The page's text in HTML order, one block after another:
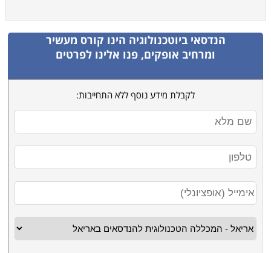
הנדסאי ביוטכנולוגיה הינו קורס מעשיר
ומרחיב אופקים, פנו אלינו לפרטים
לקבלת מידע נוסף ללא התחייבות: